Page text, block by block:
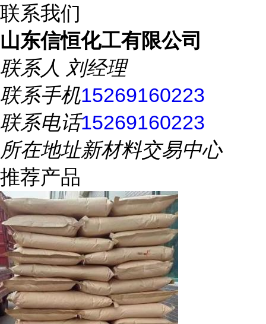
联系我们
山东信恒化工有限公司
联系人 刘经理
联系手机15269160223
联系电话15269160223
所在地址新材料交易中心
推荐产品